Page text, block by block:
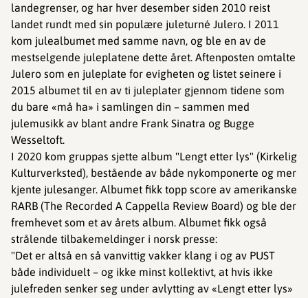
landegrenser, og har hver desember siden 2010 reist
landet rundt med sin populære juleturné Julero. I 2011
kom julealbumet med samme navn, og ble en av de
mestselgende juleplatene dette året. Aftenposten omtalte
Julero som en juleplate for evigheten og listet seinere i
2015 albumet til en av ti juleplater gjennom tidene som
du bare «må ha» i samlingen din – sammen med
julemusikk av blant andre Frank Sinatra og Bugge
Wesseltoft.
I 2020 kom gruppas sjette album "Lengt etter lys" (Kirkelig
Kulturverksted), bestående av både nykomponerte og mer
kjente julesanger. Albumet fikk topp score av amerikanske
RARB (The Recorded A Cappella Review Board) og ble der
fremhevet som et av årets album. Albumet fikk også
strålende tilbakemeldinger i norsk presse:
"Det er altså en så vanvittig vakker klang i og av PUST
både individuelt – og ikke minst kollektivt, at hvis ikke
julefreden senker seg under avlytting av «Lengt etter lys»